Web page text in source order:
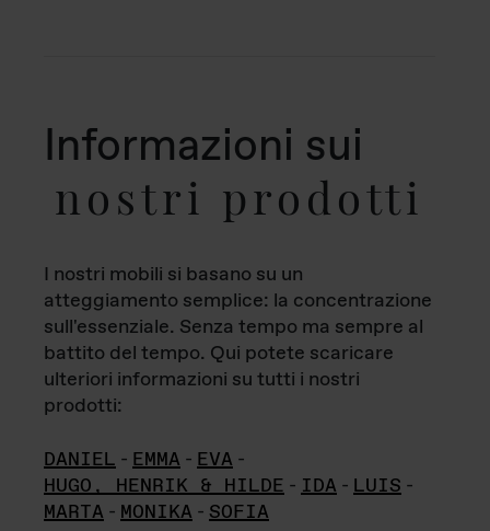
Informazioni sui
nostri prodotti
I nostri mobili si basano su un
atteggiamento semplice: la concentrazione
sull'essenziale. Senza tempo ma sempre al
battito del tempo. Qui potete scaricare
ulteriori informazioni su tutti i nostri
prodotti:
DANIEL - EMMA - EVA -
HUGO, HENRIK & HILDE - IDA - LUIS -
MARTA - MONIKA - SOFIA